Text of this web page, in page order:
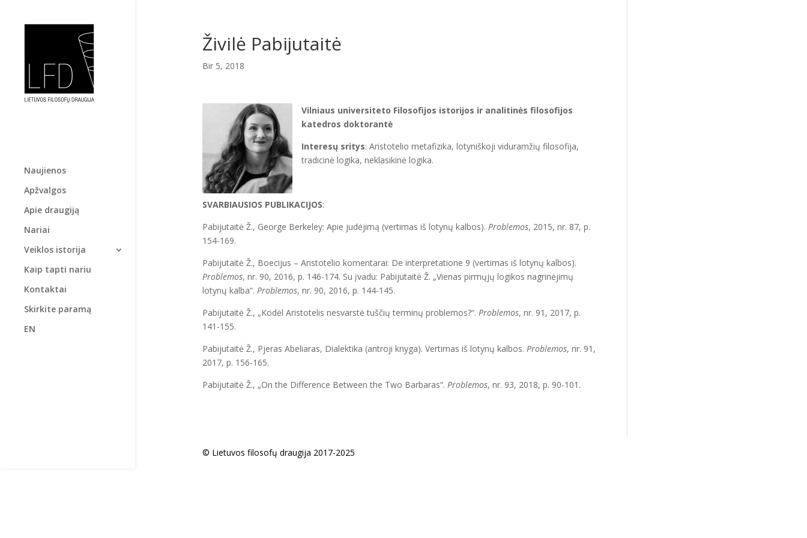
Naujienos
Apžvalgos
Apie draugiją
Nariai
Veiklos istorija
Kaip tapti nariu
Kontaktai
Skirkite paramą
EN
Živilė Pabijutaitė
Bir 5, 2018
Vilniaus universiteto Filosofijos istorijos ir analitinės filosofijos
katedros doktorantė
Interesų sritys: Aristotelio metafizika, lotyniškoji viduramžių filosofija,
tradicinė logika, neklasikinė logika.
SVARBIAUSIOS PUBLIKACIJOS:
Pabijutaitė Ž., George Berkeley: Apie judėjimą (vertimas iš lotynų kalbos). Problemos, 2015, nr. 87, p.
154-169.
Pabijutaitė Ž., Boecijus – Aristotelio komentarai: De interpretatione 9 (vertimas iš lotynų kalbos).
Problemos, nr. 90, 2016, p. 146-174. Su įvadu: Pabijutaitė Ž. „Vienas pirmųjų logikos nagrinėjimų
lotynų kalba“. Problemos, nr. 90, 2016, p. 144-145.
Pabijutaitė Ž., „Kodėl Aristotelis nesvarstė tuščių terminų problemos?“. Problemos, nr. 91, 2017, p.
141-155.
Pabijutaitė Ž., Pjeras Abeliaras, Dialektika (antroji knyga). Vertimas iš lotynų kalbos. Problemos, nr. 91,
2017, p. 156-165.
Pabijutaitė Ž., „On the Difference Between the Two Barbaras“. Problemos, nr. 93, 2018, p. 90-101.
© Lietuvos filosofų draugija 2017-2025